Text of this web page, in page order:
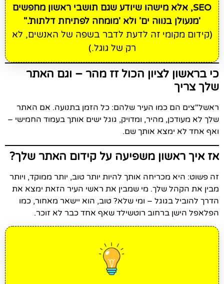
SEO, אלא מישהו שיודע שגם תושבי ראשון מחפשים
'מנעולן בנווה ים' ולא 'מומחה לפתיחת דלתות'."
(קידום מקומי זה לדעת לדבר בשפה של האנשים, לא
רק של גוגל.)
כי בראשון לציון הכול זז מהר – וגם האתר
שלך צריך
ראשל"צים הם כמו העיר שלהם: כל הזמן בתנועה. אם האתר
שלך לא מעודכן, מהיר, ומדויק, גוגל ישים אותך בעמוד החמישי –
ואף אחד לא ימצא אותך שם.
אז איך ראשון משפיעה על קידום האתר שלך?
זה פשוט: היא מכריחה אותך להיות יותר טוב, יותר ממוקד, ויותר
מבין את הקהל שלך. מי שמבין את ראשי העיר הזאת ימצא את
הדרך להוביל בגוגל – ומי שלא? טוב, הוא יישאר מאחור, כמו
הפלאפל הישן ברחוב רוטשילד שאף אחד כבר לא זוכר.